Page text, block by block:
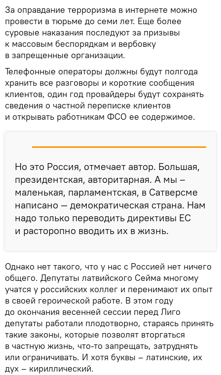
За оправдание терроризма в интернете можно
провести в тюрьме до семи лет. Еще более
суровые наказания последуют за призывы
к массовым беспорядкам и вербовку
в запрещенные организации.
Телефонные операторы должны будут полгода
хранить все разговоры и короткие сообщения
клиентов, один год провайдеры будут сохранять
сведения о частной переписке клиентов
и открывать работникам ФСО ее содержимое.
Но это Россия, отмечает автор. Большая,
президентская, авторитарная. А мы –
маленькая, парламентская, в Сатверсме
написано — демократическая страна. Нам
надо только переводить директивы ЕС
и расторопно вводить их в жизнь.
Однако нет такого, что у нас с Россией нет ничего
общего. Депутаты латвийского Сейма многому
учатся у российских коллег и перенимают их опыт
в своей героической работе. В этом году
до окончания весенней сессии перед Лиго
депутаты работали плодотворно, стараясь принять
такие законы, которые позволят вторгаться
в частную жизнь, что-то запрещать, затруднять
или ограничивать. И хотя буквы – латинские, их
дух – кириллический.